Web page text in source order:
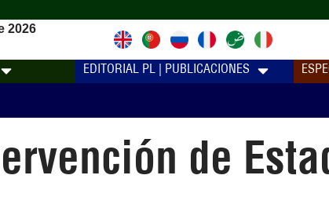
2026
EDITORIAL PL | PUBLICACIONES
de